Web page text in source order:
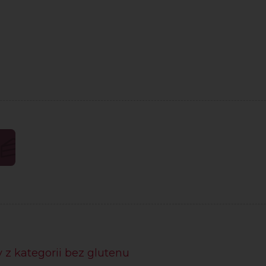
z kategorii bez glutenu